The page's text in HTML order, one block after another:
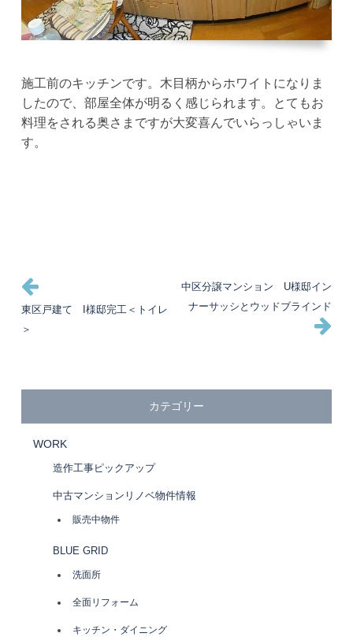
施工前のキッチンです。木目柄からホワイトになりま
したので、部屋全体が明るく感じられます。とてもお
料理をされる奥さまですが大変喜んでいらっしゃいま
す。
投
稿
ゲ
過
去
の
東区戸建て I様邸完工＜トイレ
＞
次
中区分譲マンション U様邸イン
ナーサッシとウッドブラインド
カテゴリー
WORK
造作工事ピックアップ
中古マンションリノベ物件情報
販売中物件
BLUE GRID
洗面所
全面リフォーム
キッチン・ダイニング